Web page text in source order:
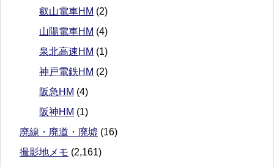
叡山電車HM (2)
山陽電車HM (4)
泉北高速HM (1)
神戸電鉄HM (2)
阪急HM (4)
阪神HM (1)
廃線・廃道・廃墟 (16)
撮影地メモ (2,161)